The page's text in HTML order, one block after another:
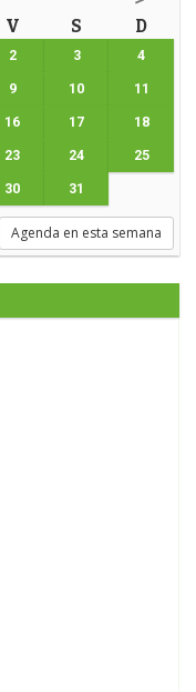
V S D
2 3 4
9 10 11
16 17 18
23 24 25
30 31
Agenda en esta semana